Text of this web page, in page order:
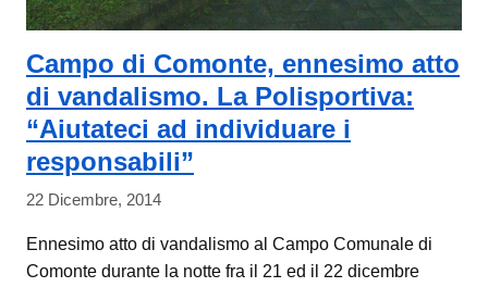
Campo di Comonte, ennesimo atto
di vandalismo. La Polisportiva:
“Aiutateci ad individuare i
responsabili”
22 Dicembre, 2014
Ennesimo atto di vandalismo al Campo Comunale di
Comonte durante la notte fra il 21 ed il 22 dicembre